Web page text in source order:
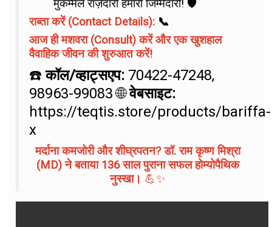
मुकम्मल राज़दारी हमारी जिम्मेदारी! 🛡️
राब्ता करें (Contact Details): 📞
आज ही मशवरा (Consult) करें और एक खुशहाल
वैवाहिक जीवन की शुरुआत करें!
☎️कॉल/व्हाट्सएप: 70422-47248,
98963-99083 🌐वेबसाइट:
https://teqtis.store/products/bariffa-
x
मर्दाना कमजोरी और शीघ्रपतन? डॉ. राम कृष्ण मिश्रा
(MD) ने बताया 136 साल पुराना सफल होम्योपैथिक
नुस्खा। 💪✨